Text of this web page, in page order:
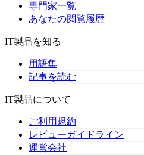
専門家一覧
あなたの閲覧履歴
IT製品を知る
用語集
記事を読む
IT製品について
ご利用規約
レビューガイドライン
運営会社